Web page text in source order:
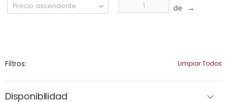
de →
Filtros: Limpiar Todos
Disponibilidad